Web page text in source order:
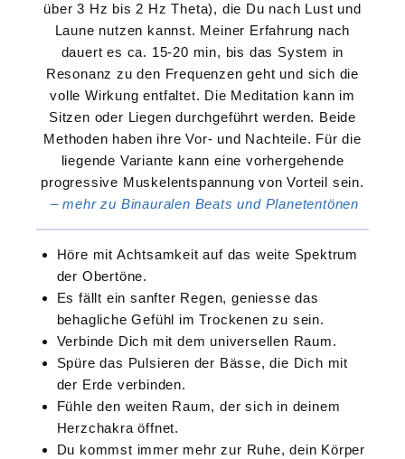
über 3 Hz bis 2 Hz Theta), die Du nach Lust und
Laune nutzen kannst. Meiner Erfahrung nach
dauert es ca. 15-20 min, bis das System in
Resonanz zu den Frequenzen geht und sich die
volle Wirkung entfaltet. Die Meditation kann im
Sitzen oder Liegen durchgeführt werden. Beide
Methoden haben ihre Vor- und Nachteile. Für die
liegende Variante kann eine vorhergehende
progressive Muskelentspannung von Vorteil sein.
– mehr zu Binauralen Beats und Planetentönen
Höre mit Achtsamkeit auf das weite Spektrum
der Obertöne.
Es fällt ein sanfter Regen, geniesse das
behagliche Gefühl im Trockenen zu sein.
Verbinde Dich mit dem universellen Raum.
Spüre das Pulsieren der Bässe, die Dich mit
der Erde verbinden.
Fühle den weiten Raum, der sich in deinem
Herzchakra öffnet.
Du kommst immer mehr zur Ruhe, dein Körper